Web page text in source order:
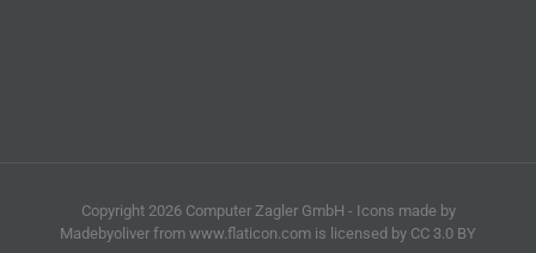
Copyright 2026 Computer Zagler GmbH - Icons made by
Madebyoliver from www.flaticon.com is licensed by CC 3.0 BY